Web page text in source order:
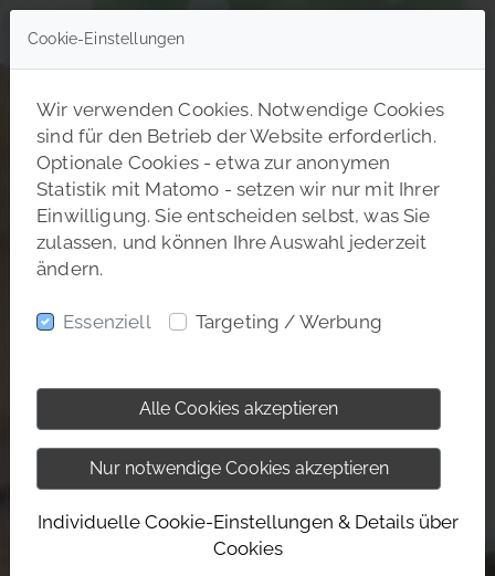
Cookie-Einstellungen
Wir verwenden Cookies. Notwendige Cookies
sind für den Betrieb der Website erforderlich.
Optionale Cookies - etwa zur anonymen
Statistik mit Matomo - setzen wir nur mit Ihrer
Einwilligung. Sie entscheiden selbst, was Sie
zulassen, und können Ihre Auswahl jederzeit
ändern.
Essenziell Targeting / Werbung
Alle Cookies akzeptieren
Nur notwendige Cookies akzeptieren
Individuelle Cookie-Einstellungen & Details über
Cookies